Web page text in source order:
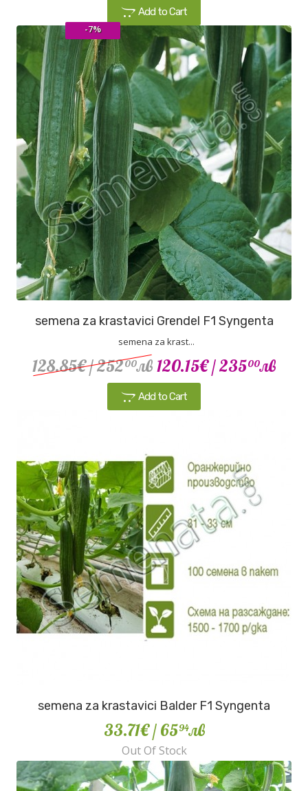
Add to Cart
semena za krastavici Grendel F1 Syngenta
semena za krast...
128.85€/ 25200лв 120.15€/ 23500лв
Add to Cart
-7%
semena za krastavici Balder F1 Syngenta
33.71€/ 6594лв
Out Of Stock